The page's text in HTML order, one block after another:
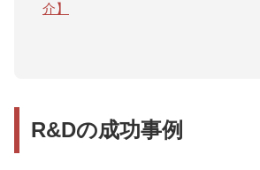
介】
R&Dの成功事例